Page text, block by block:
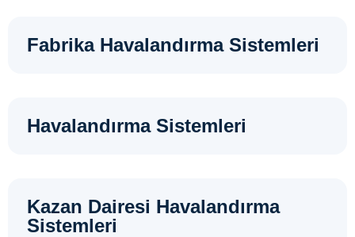
Fabrika Havalandırma Sistemleri
Havalandırma Sistemleri
Kazan Dairesi Havalandırma
Sistemleri